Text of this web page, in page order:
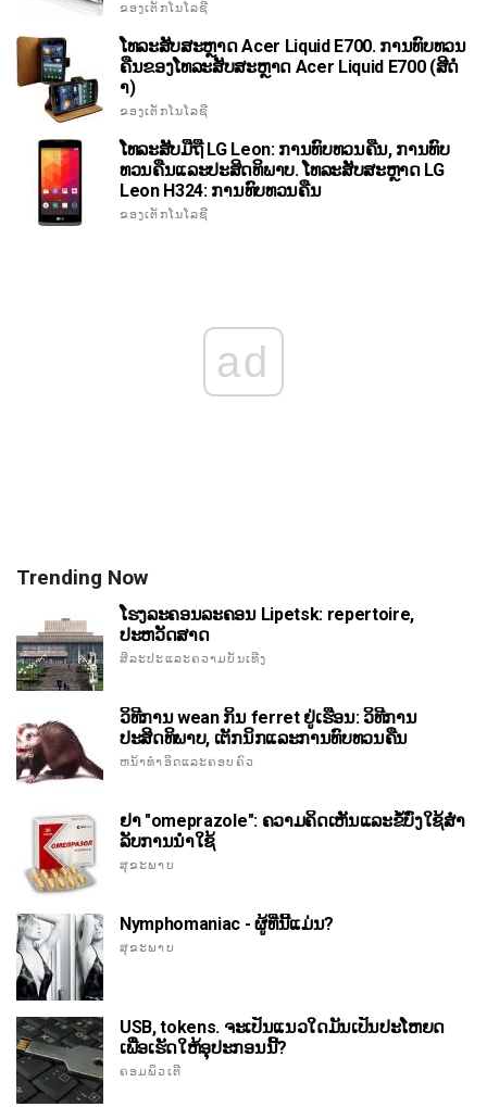
ຂອງເຕັກໂນໂລຊີ
ໂທລະສັບສະຫຼາດ Acer Liquid E700. ການທົບທວນ
ຄືນຂອງໂທລະສັບສະຫຼາດ Acer Liquid E700 (ສີດໍ
າ)
ຂອງເຕັກໂນໂລຊີ
ໂທລະສັບມືຖື LG Leon: ການທົບທວນຄືນ, ການທົບ
ທວນຄືນແລະປະສິດທິພາບ. ໂທລະສັບສະຫຼາດ LG
Leon H324: ການທົບທວນຄືນ
ຂອງເຕັກໂນໂລຊີ
ad
Trending Now
ໂຮງລະຄອນລະຄອນ Lipetsk: repertoire,
ປະຫວັດສາດ
ສິລະປະແລະຄວາມບັນເທີງ
ວິທີການ wean ກິນ ferret ຢູ່ເຮືອນ: ວິທີການ
ປະສິດທິພາບ, ເຕັກນິກແລະການທົບທວນຄືນ
ຫນ້າທໍາອິດແລະຄອບຄົວ
ຢາ "omeprazole": ຄວາມຄິດເຫັນແລະຂໍ້ບົ່ງໃຊ້ສໍາ
ລັບການນໍາໃຊ້
ສຸຂະພາບ
Nymphomaniac - ຜູ້ທີ່ນີ້ແມ່ນ?
ສຸຂະພາບ
USB, tokens. ຈະເປັນແນວໃດມັນເປັນປະໂຫຍດ
ເພື່ອເຮັດໃຫ້ອຸປະກອນນີ້?
ຄອມພິວເຕີ